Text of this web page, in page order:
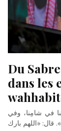
Du
dans les
في شامِنا، وفي